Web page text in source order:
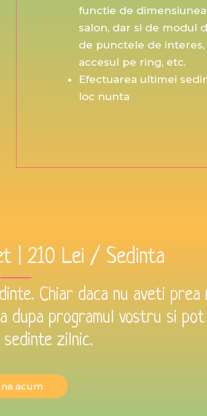
functie de
salon, dar si de modul
de punctele de
accesul pe ring, etc.
Efectuarea ultimei
loc nunta
| 210 Lei / Sedinta
Chiar daca nu aveti prea
dupa programul vostru si
zilnic.
acum